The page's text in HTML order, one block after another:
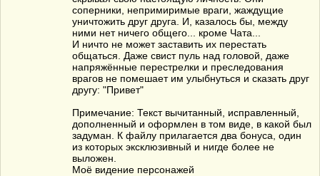
соперники, непримиримые враги, жаждущие
уничтожить друг друга. И, казалось бы, между
ними нет ничего общего... кроме Чата...
И ничто не может заставить их перестать
общаться. Даже свист пуль над головой, даже
напряжённые перестрелки и преследования
врагов не помешает им улыбнуться и сказать друг
другу: "Привет"
Примечание: Текст вычитанный, исправленный,
дополненный и оформлен в том виде, в какой был
задуман. К файлу прилагается два бонуса, один
из которых эксклюзивный и нигде более не
выложен.
Моё видение персонажей